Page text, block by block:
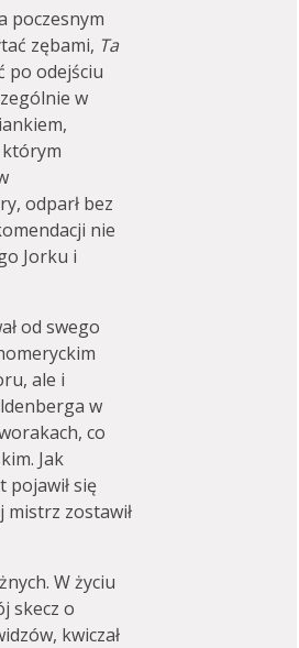
poczesnym
zębami, Ta
po odejściu
w
którym
odparł bez
nie
Jorku i
od swego
ale i
w
co
Jak
pojawił się
mistrz zostawił
W życiu
skecz o
kwiczał